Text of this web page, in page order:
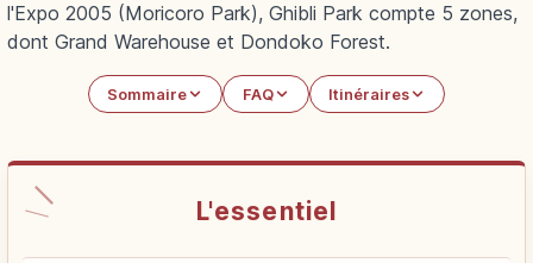
l'Expo 2005 (Moricoro Park), Ghibli Park compte 5 zones,
dont Grand Warehouse et Dondoko Forest.
Sommaire FAQ Itinéraires
L'essentiel